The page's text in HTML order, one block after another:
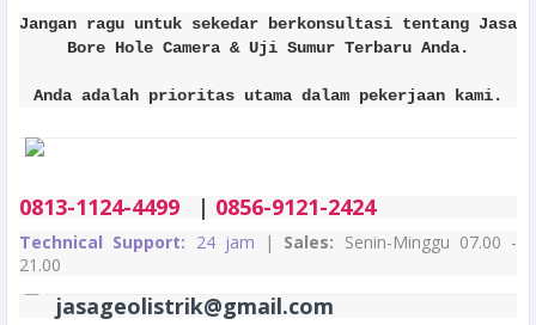
Jangan ragu untuk sekedar berkonsultasi tentang Jasa
Bore Hole Camera & Uji Sumur Terbaru Anda.
Anda adalah prioritas utama dalam pekerjaan kami.
0813-1124-4499 | 0856-9121-2424
Technical Support: 24 jam | Sales: Senin-Minggu 07.00 -
21.00
jasageolistrik@gmail.com